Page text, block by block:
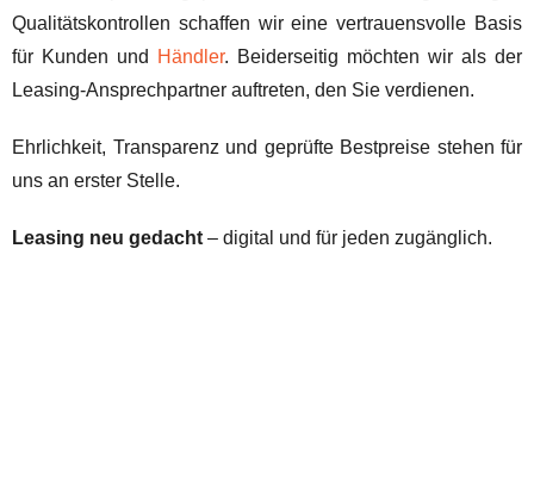
Qualitätskontrollen schaffen wir eine vertrauensvolle Basis
für Kunden und
Händler. Beiderseitig möchten wir als der
Leasing-Ansprechpartner auftreten, den Sie verdienen.
Ehrlichkeit, Transparenz und geprüfte Bestpreise stehen für
uns an erster Stelle.
Leasing neu gedacht – digital und für jeden zugänglich.